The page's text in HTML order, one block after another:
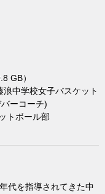
GB）
中学校女子バスケット
ーコーチ)
トボール部
代を指導されてきた中